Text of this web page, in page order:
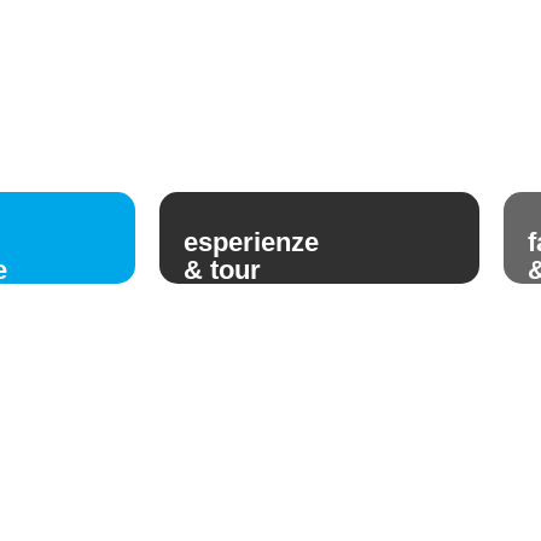
esperienze
& tour